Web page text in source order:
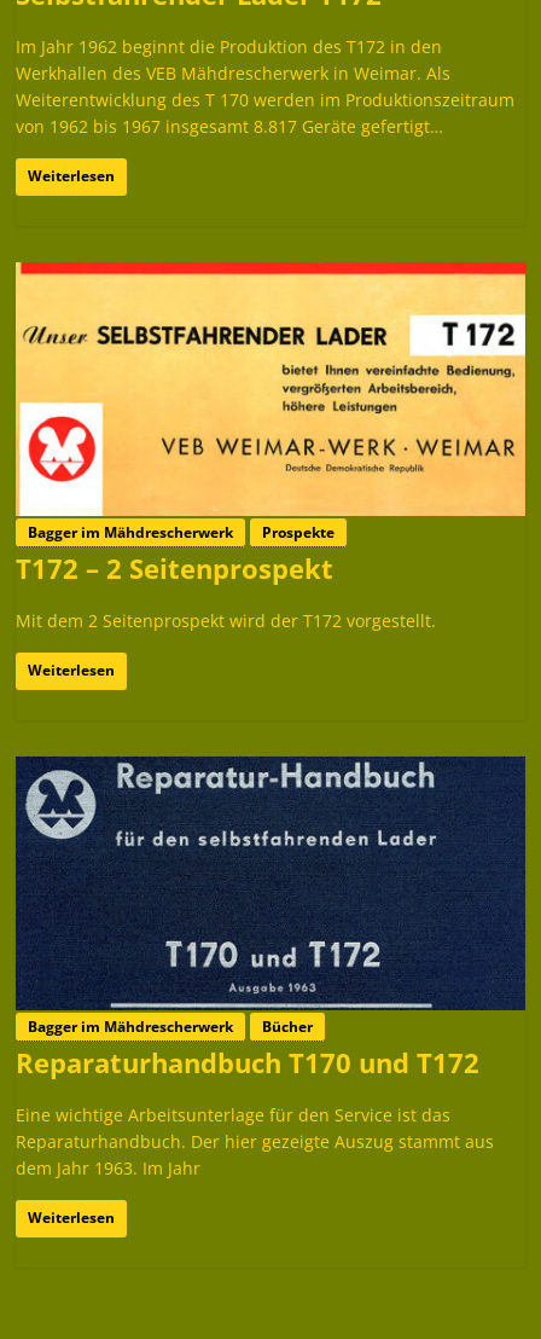
Im Jahr 1962 beginnt die Produktion des T172 in den
Werkhallen des VEB Mähdrescherwerk in Weimar. Als
Weiterentwicklung des T 170 werden im Produktionszeitraum
von 1962 bis 1967 insgesamt 8.817 Geräte gefertigt…
Weiterlesen
Bagger im Mähdrescherwerk Prospekte
T172 – 2 Seitenprospekt
Mit dem 2 Seitenprospekt wird der T172 vorgestellt.
Weiterlesen
Bagger im Mähdrescherwerk Bücher
Reparaturhandbuch T170 und T172
Eine wichtige Arbeitsunterlage für den Service ist das
Reparaturhandbuch. Der hier gezeigte Auszug stammt aus
dem Jahr 1963. Im Jahr
Weiterlesen